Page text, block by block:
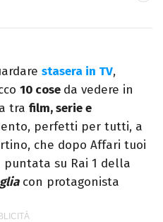
studiando all'IED
Si specializza poi in
Giornalismo e
La Sapienza,
alcune testate ed uffici
stasera in TV,
10 cose da vedere in
tra film, serie e
perfetti per tutti, a
che dopo Affari tuoi
su Rai 1 della
con protagonista